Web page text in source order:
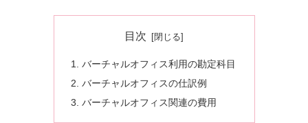
目次
バーチャルオフィス利用の勘定科目
バーチャルオフィスの仕訳例
バーチャルオフィス関連の費用